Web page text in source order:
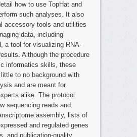
how to use TopHat and
such analyses. It also
accessory tools and utilities
data, including
a tool for visualizing RNA-
Although the procedure
informatics skills, these
to no background with
and are meant for
alike. The protocol
sequencing reads and
assembly, lists of
and regulated genes
and publication-quality